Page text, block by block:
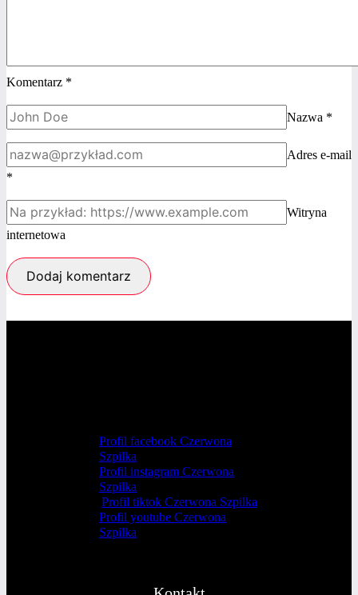
Komentarz *
Nazwa *
Adres e-mail
*
Witryna
internetowa
Profil facebook Czerwona
Szpilka
Profil instagram Czerwona
Szpilka
Profil tiktok Czerwona Szpilka
Profil youtube Czerwona
Szpilka